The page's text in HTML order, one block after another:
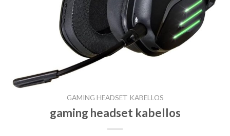
GAMING HEADSET KABELLOS
gaming headset kabellos